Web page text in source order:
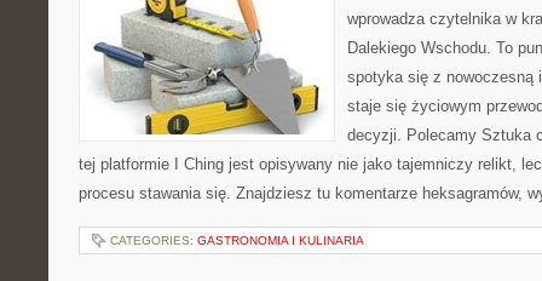
wprowadza czytelnika w
Dalekiego Wschodu. To
spotyka się z nowoczesną
staje się życiowym
decyzji. Polecamy Sztuka
tej platformie I Ching jest opisywany nie jako tajemniczy relikt,
procesu stawania się. Znajdziesz tu komentarze heksagramów,
CATEGORIES: GASTRONOMIA I KULINARIA